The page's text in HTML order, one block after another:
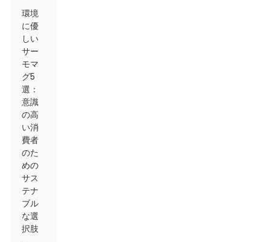
環境
に優
しい
サー
モマ
グ5
選：
意識
の高
い消
費者
のた
めの
サス
テナ
ブル
な選
択肢